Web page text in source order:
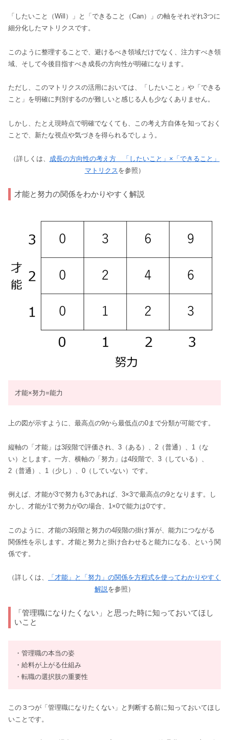
「したいこと（Will）」と「できること（Can）」の軸をそれぞれ3つに
細分化したマトリクスです。
このように整理することで、避けるべき領域だけでなく、注力すべき領
域、そして今後目指すべき成長の方向性が明確になります。
ただし、このマトリクスの活用においては、「したいこと」や「できる
こと」を明確に判別するのが難しいと感じる人も少なくありません。
しかし、たとえ現時点で明確でなくても、この考え方自体を知っておく
ことで、新たな視点や気づきを得られるでしょう。
（詳しくは、 成長の方向性の考え方 「したいこと」×「できること」
マトリクス を参照）
才能と努力の関係をわかりやすく解説
才能×努力=能力
上の図が示すように、最高点の9から最低点の0まで分類が可能です。
縦軸の「才能」は3段階で評価され、3（ある）、2（普通）、1（な
い）とします。一方、横軸の「努力」は4段階で、3（している）、
2（普通）、1（少し）、0（していない）です。
例えば、才能が3で努力も3であれば、3×3で最高点の9となります。し
かし、才能が1で努力が0の場合、1×0で能力は0です。
このように、才能の3段階と努力の4段階の掛け算が、能力につながる
関係性を示します。才能と努力と掛け合わせると能力になる、という関
係です。
（詳しくは、
「才能」と「努力」の関係を方程式を使ってわかりやすく
解説 を参照）
「管理職になりたくない」と思った時に知っておいてほし
いこと
・管理職の本当の姿
・給料が上がる仕組み
・転職の選択肢の重要性
この３つが「管理職になりたくない」と判断する前に知っておいてほし
いことです。